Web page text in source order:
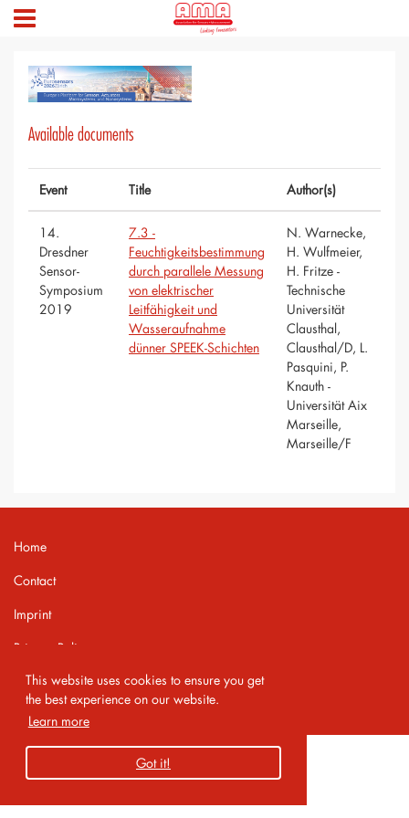
This website uses cookies to ensure you get
the best experience on our website.
Learn more
Got it!
Available documents
Event Title Author(s)
14.
Dresdner
Sensor-
Symposium
2019
7.3 -
Feuchtigkeitsbestimmung
durch parallele Messung
von elektrischer
Leitfähigkeit und
Wasseraufnahme
dünner SPEEK-Schichten
N. Warnecke,
H. Wulfmeier,
H. Fritze -
Technische
Universität
Clausthal,
Clausthal/D, L.
Pasquini, P.
Knauth -
Universität Aix
Marseille,
Marseille/F
Copyright 2026 AMA Service GmbH
Home
Contact
Imprint
Privacy Policy